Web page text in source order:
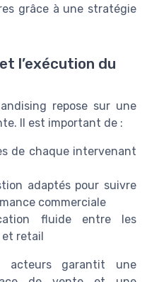
grâce à une stratégie
l’exécution du
repose sur une
Il est important de :
de chaque intervenant
adaptés pour suivre
commerciale
fluide entre les
retail
acteurs garantit une